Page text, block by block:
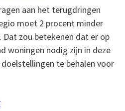
aan het terugdringen
moet 2 procent minder
zou betekenen dat er op
woningen nodig zijn in deze
te behalen voor